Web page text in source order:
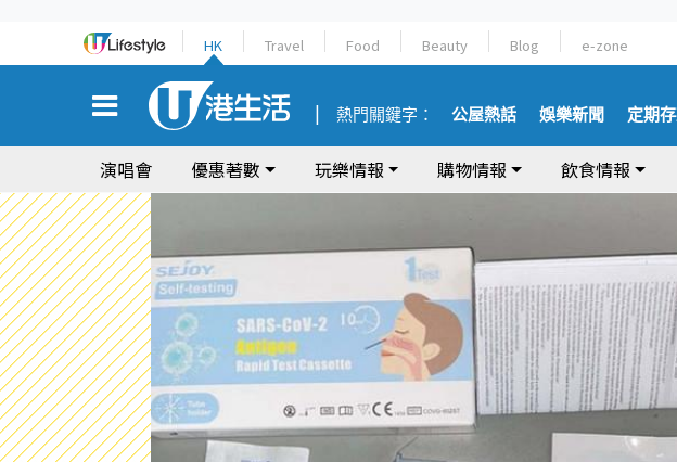
HK Travel Food Beauty Blog e-zone
熱門關鍵字： 公屋熱話 娛樂新聞 定期
演唱會 優惠著數 玩樂情報 購物情報 飲食情報